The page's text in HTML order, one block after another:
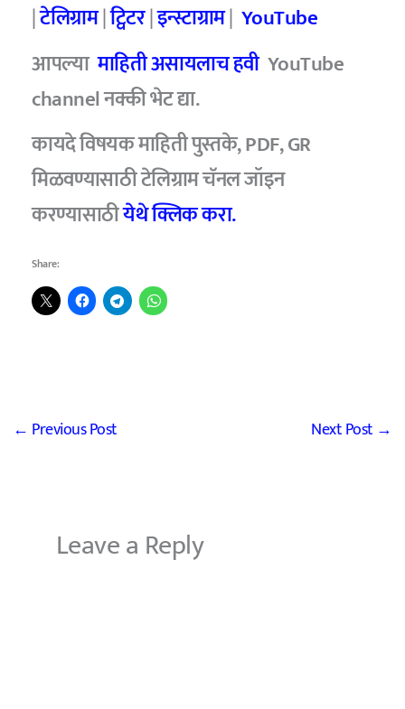
|टेलिग्राम|ट्विटर|इन्स्टाग्राम| YouTube
आपल्या माहिती असायलाच हवी YouTube
channelनक्की भेट द्या.
कायदे विषयक माहिती पुस्तके, PDF, GR
मिळवण्यासाठी टेलिग्राम चॅनल जॉइन
करण्यासाठीयेथे क्लिक करा.
Share:
← Previous Post Next Post →
Leave a Reply